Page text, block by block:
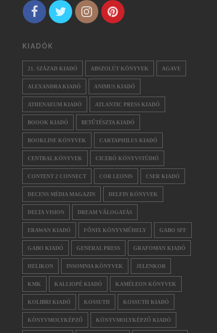
KIADÓK
21. SZÁZAD KIADÓ ABSZOLÚT KÖNYVEK AGAVE
ALEXANDRA KIADÓ ANIMUS KIADÓ
ATHENAEUM KIADÓ ATLANTIC PRESS KIADÓ
BOOOK KIADÓ BETŰTÉSZTA KIADÓ
BOOKLINE KÖNYVEK CARTAPHILUS KIADÓ
CENTRAL KÖNYVEK CICERÓ KÖNYVSTÚDIÓ
CONTENT 2 CONNECT COR LEONIS CSER KIADÓ
DECENS MÉDIA MAGAZIN DELFIN KÖNYVEK
DELTA VISION DREAM VÁLOGATÁS
ERAWAN KIADÓ FŐNIX KÖNYVMŰHELY GABO SFF
GABO KIADÓ GENERAL PRESS GRAFOMAN KIADÓ
HELIKON INSOMNIA KÖNYVEK JELENKOR
KMK KALLIOPÉ KIADÓ KAMÉLEON KÖNYVEK
KOLIBRI KIADÓ KOSSUTH KOSSUTH KIADÓ
KÖNYVMOLYKÉPZŐ KÖNYVMOLYKÉPZŐ KIADÓ